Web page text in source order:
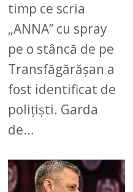
timp ce scria
„ANNA” cu spray
pe o stâncă de pe
Transfăgărășan a
fost identificat de
polițiști. Garda
de…